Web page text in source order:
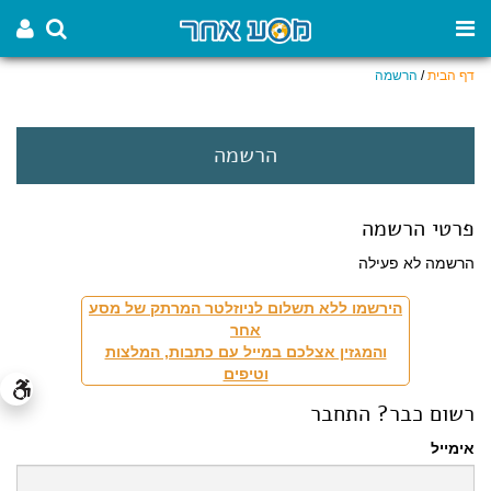
דף הבית/ הרשמה
הרשמה
פרטי הרשמה
הרשמה לא פעילה
הירשמו ללא תשלום לניוזלטר המרתק של מסע
אחר
והמגזין אצלכם במייל עם כתבות, המלצות
וטיפים
רשום כבר? התחבר
אימייל